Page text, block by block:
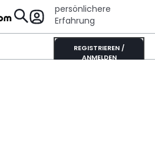
persönlichere
Erfahrung
REGISTRIEREN /
ANMELDEN